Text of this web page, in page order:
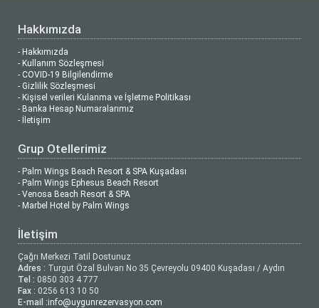
Hakkımızda
- Hakkımızda
- Kullanım Sözleşmesi
- COVID-19 Bilgilendirme
- Gizlilik Sözleşmesi
- Kişisel verileri Kulanma ve İşletme Politikası
- Banka Hesap Numaralarımız
- İletişim
Grup Otellerimiz
- Palm Wings Beach Resort & SPA Kuşadası
- Palm Wings Ephesus Beach Resort
- Venosa Beach Resort & SPA
- Marbel Hotel by Palm Wings
İletişim
Çağrı Merkezi Tatil Dostunuz
Adres : Turgut Özal Bulvarı No 35 Çevreyolu 09400 Kuşadası / Aydın
Tel : 0850 303 4 777
Fax : 0256 613 10 50
E-mail :info@uygunrezervasyon.com